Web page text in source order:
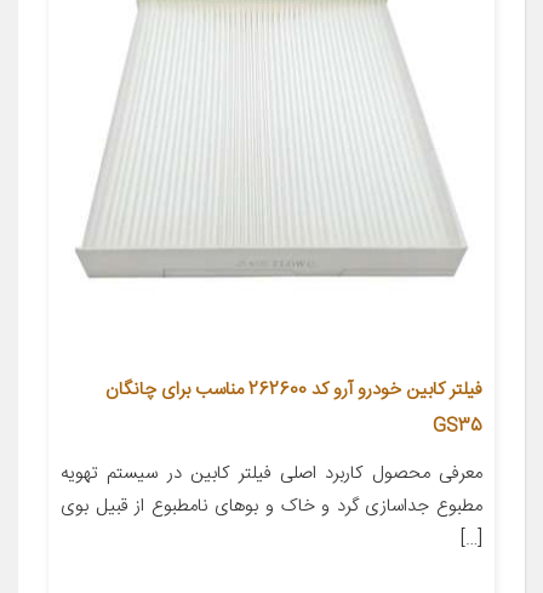
فیلتر کابین خودرو آرو کد 262600 مناسب برای چانگان
GS35
معرفی محصول کاربرد اصلی فیلتر کابین در سیستم تهویه
مطبوع جداسازی گرد و خاک و بوهای نامطبوع از قبیل بوی
[…]